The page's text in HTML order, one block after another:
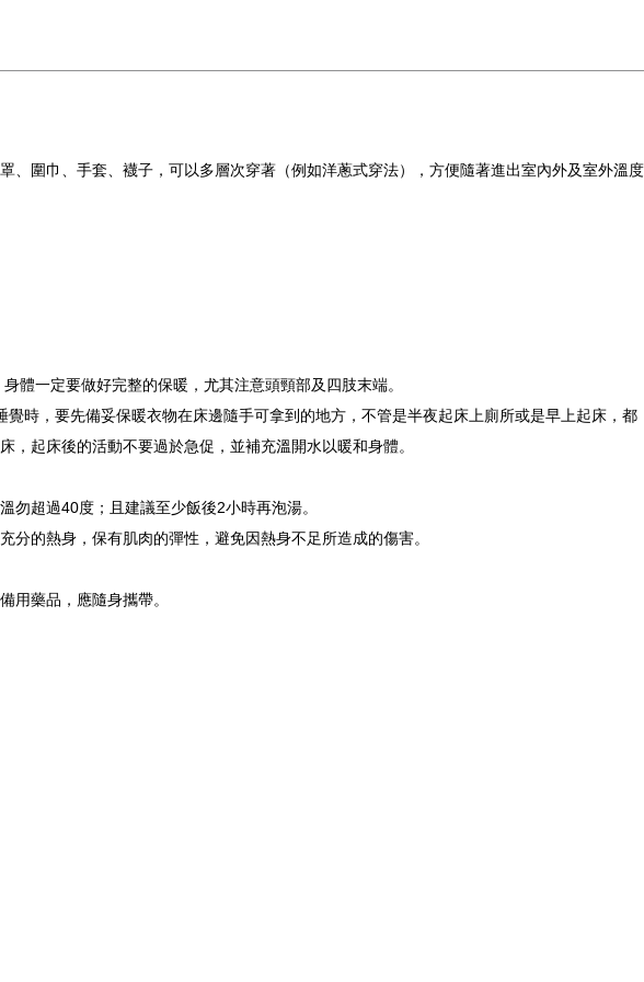
圍巾、手套、襪子，可以多層次穿著（例如洋蔥式穿法），方便隨著進出室內外及室外溫度
體一定要做好完整的保暖，尤其注意頭頸部及四肢末端。
時，要先備妥保暖衣物在床邊隨手可拿到的地方，不管是半夜起床上廁所或是早上起床，都
起床後的活動不要過於急促，並補充溫開水以暖和身體。
超過40度；且建議至少飯後2小時再泡湯。
的熱身，保有肌肉的彈性，避免因熱身不足所造成的傷害。
用藥品，應隨身攜帶。